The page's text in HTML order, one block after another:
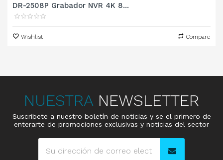
DR-2508P Grabador NVR 4K 8...
Wishlist Compare
NUESTRA NEWSLETTER
Suscribete a nuestro boletín de noticias y se el primero de
enterarte de promociones exclusivas y noticias del sector